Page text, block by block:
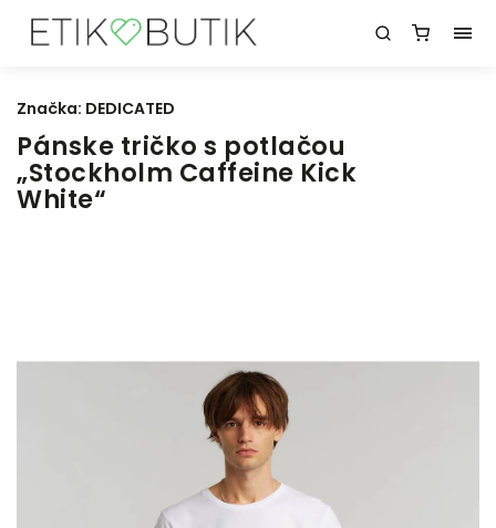
Pánske tričko s potlačou
„Stockholm Caffeine Kick
White“
Značka: DEDICATED